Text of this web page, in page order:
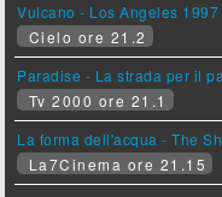
Vulcano - Los Angeles 1997
Cielo ore 21.2
Paradise - La strada per il
Tv 2000 ore 21.1
La forma dell'acqua - The
La7Cinema ore 21.15